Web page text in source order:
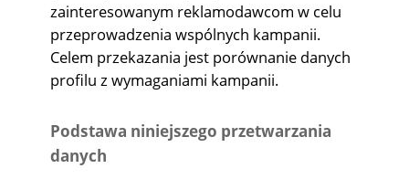
zainteresowanym reklamodawcom w celu
przeprowadzenia wspólnych kampanii.
Celem przekazania jest porównanie danych
profilu z wymaganiami kampanii.
Podstawa niniejszego przetwarzania
danych